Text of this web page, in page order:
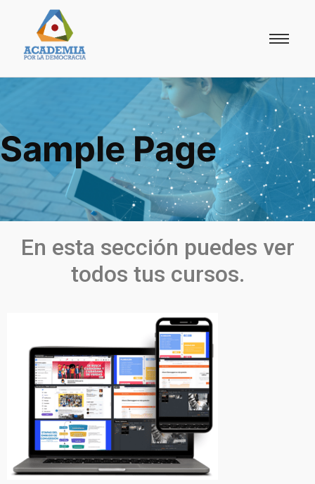
Sample Page
En esta sección puedes ver
todos tus cursos.